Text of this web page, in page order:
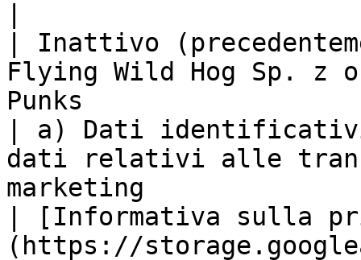
| Inattivo
Flying Wild Hog Sp.
Punks
| a) Dati
dati relativi alle
marketing
| [Informativa sulla
(https://